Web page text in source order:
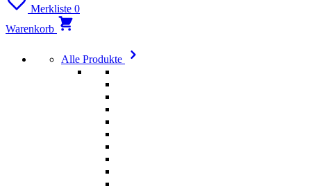
Merkliste 0
Warenkorb
Alle Produkte